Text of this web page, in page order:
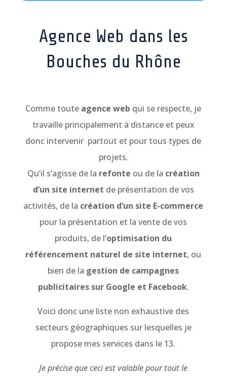
Agence Web dans les
Bouches du Rhône
Comme toute agence web qui se respecte, je
travaille principalement à distance et peux
donc intervenir partout et pour tous types de
projets.
Qu’il s’agisse de la refonte ou de la création
d’un site internet de présentation de vos
activités, de la création d’un site E-commerce
pour la présentation et la vente de vos
produits, de l’optimisation du
référencement naturel de site internet, ou
bien de la gestion de campagnes
publicitaires sur Google et Facebook.
Voici donc une liste non exhaustive des
secteurs géographiques sur lesquelles je
propose mes services dans le 13.
Je précise que ceci est valable pour tout le